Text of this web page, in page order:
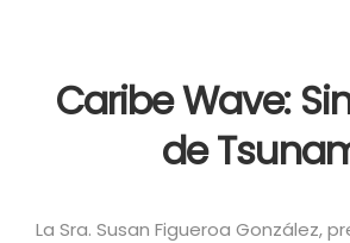
Caribe Wave:
de
La Sra. Susan Figueroa González,